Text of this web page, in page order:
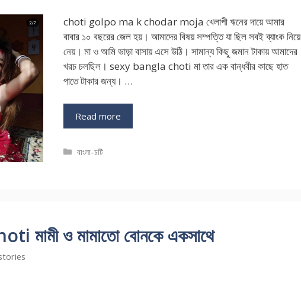
choti golpo ma k chodar moja খেলাপী ঋনের দায়ে আমার
বাবার ১০ বছরের জেল হয়। আমাদের বিষয় সম্পত্তি যা ছিল সবই ব্যাংক নিয়ে
নেয়। মা ও আমি ভাড়া বাসায় এসে উঠি। সামান্য কিছু জমান টাকায় আমাদের
খরচ চলছিল। sexy bangla choti মা তার এক বান্ধবীর কাছে হাত
পাতে টাকার জন্য। …
Read more
Categories
বাংলা-চটি
মামী ও মামাতো বোনকে একসাথে